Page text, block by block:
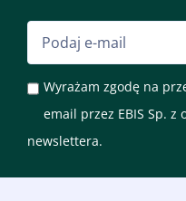
Wyrażam zgodę na
email przez EBIS Sp. z
newslettera.